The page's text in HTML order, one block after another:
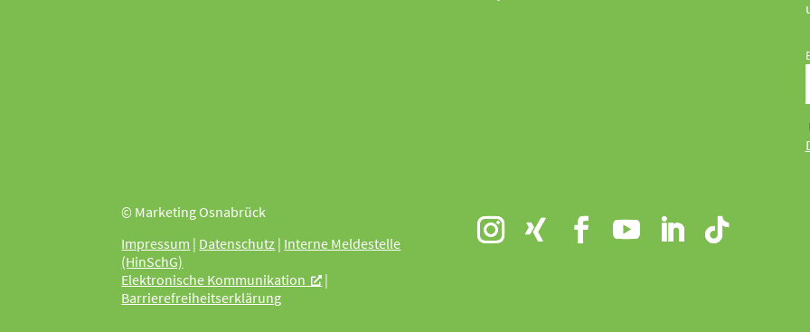
© Marketing Osnabrück
Impressum | Datenschutz | Interne Meldestelle
(HinSchG)
Elektronische Kommunikation
|
Barrierefreiheitserklärung